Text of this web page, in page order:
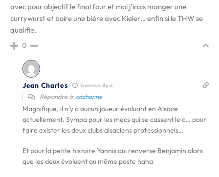
avec pour objectif le final four et moi j'irais manger une
currywurst et boire une bière avec Kieler… enfin si le THW se
qualifie.
0
Jean Charles 6 années il y a
Répondre à cochonne
Magnifique, il n’y a aucun joueur évoluant en Alsace
actuellement. Sympa pour les mecs qui se cassent le c… pour
faire exister les deux clubs alsaciens professionnels…
Et pour la petite histoire Yannis qui renverse Benjamin alors
que les deux évoluent au même poste haha